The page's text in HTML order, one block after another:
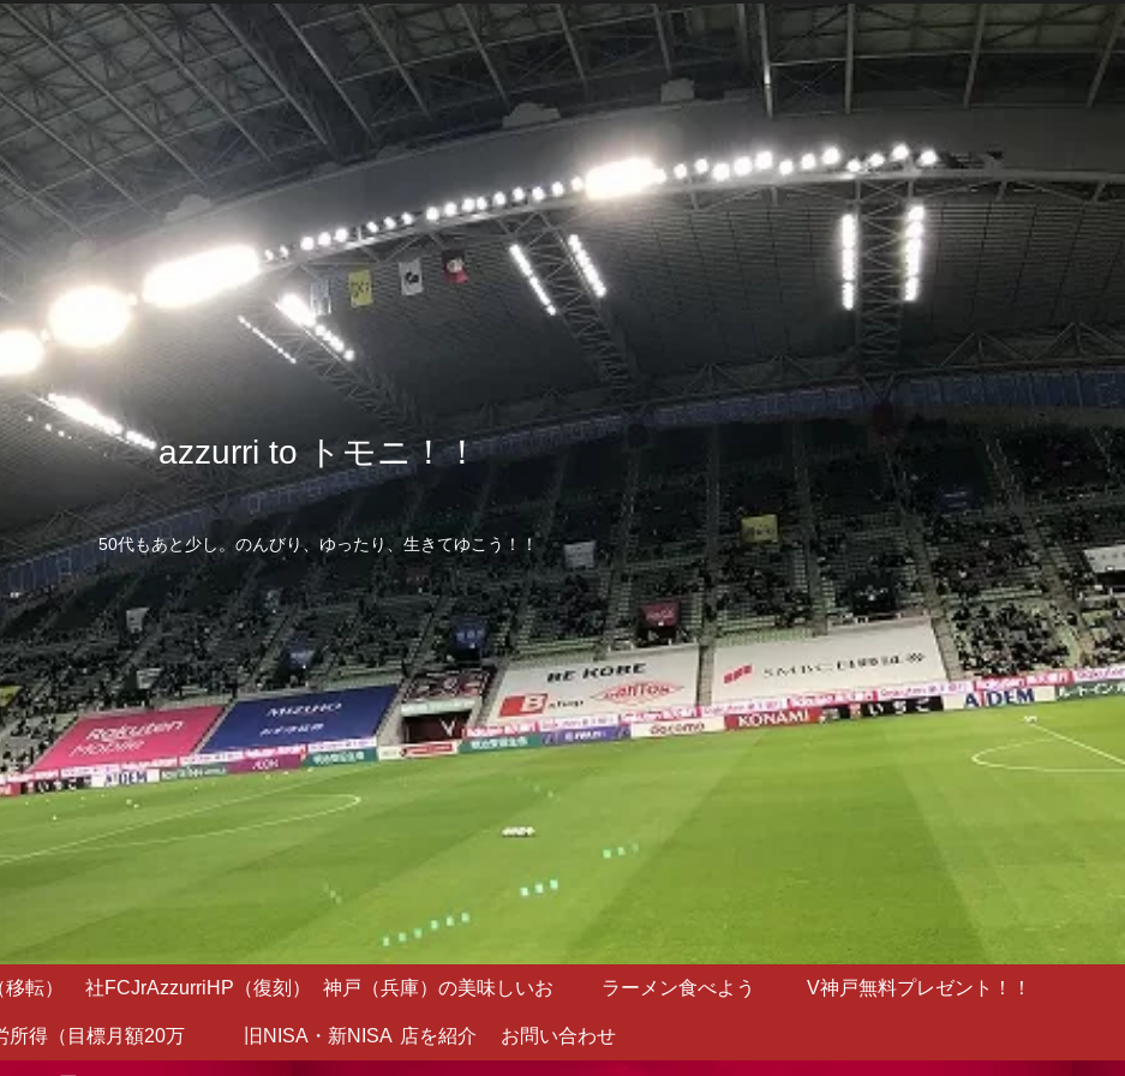
azzurri to トモニ！！
50代もあと少し。のんびり、ゆったり、生きてゆこう！！
転） 社FCJrAzzurriHP（復刻） 神戸（兵庫）の美味しいお
店を紹介
ラーメン食べよう V神戸無料プレゼント！！
所得（目標月額20万 旧NISA・新NISA お問い合わせ